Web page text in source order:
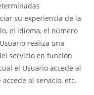
su experiencia de la
el idioma, el número
realiza una
servicio en función
el Usuario accede al
al servicio, etc.